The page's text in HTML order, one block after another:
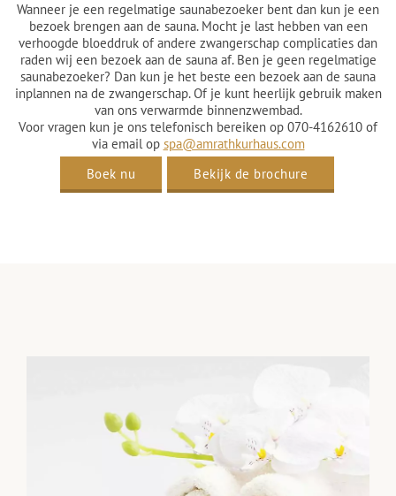
Wanneer je een regelmatige saunabezoeker bent dan kun je een
bezoek brengen aan de sauna. Mocht je last hebben van een
verhoogde bloeddruk of andere zwangerschap complicaties dan
raden wij een bezoek aan de sauna af. Ben je geen regelmatige
saunabezoeker? Dan kun je het beste een bezoek aan de sauna
inplannen na de zwangerschap. Of je kunt heerlijk gebruik maken
van ons verwarmde binnenzwembad.
Voor vragen kun je ons telefonisch bereiken op 070-4162610 of
via email op spa@amrathkurhaus.com
Boek nu
Bekijk de brochure